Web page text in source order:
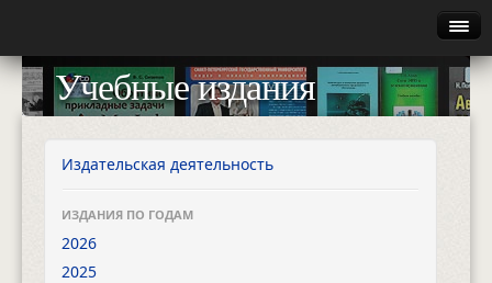
Главная
Руководство
Газета
Учебные издания
Издательская деятельность
ИЗДАНИЯ ПО ГОДАМ
2026
2025